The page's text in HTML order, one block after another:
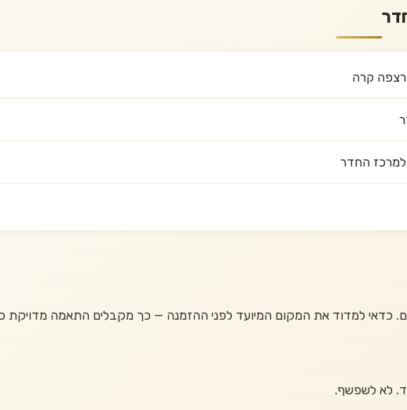
רצפה קרה
החדר
כדאי למדוד את המקום המיועד לפני ההזמנה — כך מקבלים התאמה
לא לשפשף.